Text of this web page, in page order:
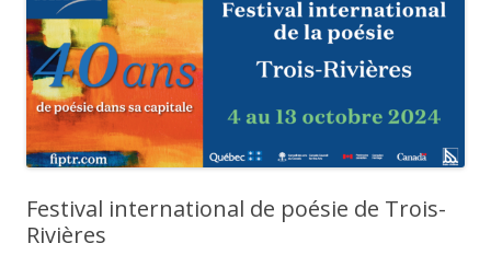
Festival international de poésie de Trois-
Rivières